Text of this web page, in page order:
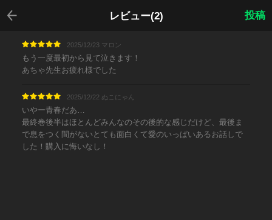
レビュー(2)
戻る
投稿
2025/12/23 マロン
もう一度最初から見て泣きます！
あちゃ先生お疲れ様でした
2025/12/22 ぬこにゃん
いやー青春だあ…
最終巻後半はほとんどみんなのその後的な感じだけど、最後ま
で息をつく間がないとても面白くて愛のいっぱいあるお話しで
した！購入に悔いなし！